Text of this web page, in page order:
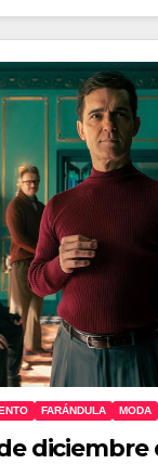
FARÁNDULA MODA
diciembre